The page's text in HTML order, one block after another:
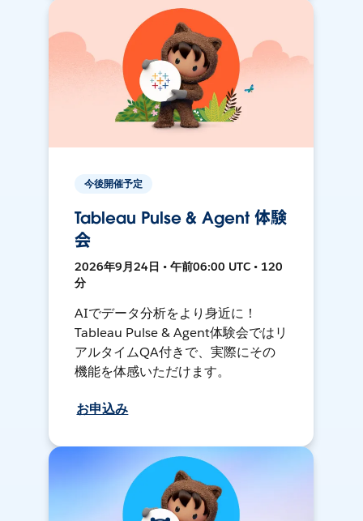
今後開催予定
Tableau Pulse & Agent 体験
会
2026年9月24日 • 午前06:00 UTC • 120
分
AIでデータ分析をより身近に！
Tableau Pulse & Agent体験会ではリ
アルタイムQA付きで、実際にその
機能を体感いただけます。
お申込み